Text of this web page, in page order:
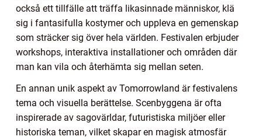
också ett tillfälle att träffa likasinnade människor, klä
sig i fantasifulla kostymer och uppleva en gemenskap
som sträcker sig över hela världen. Festivalen erbjuder
workshops, interaktiva installationer och områden där
man kan vila och återhämta sig mellan seten.
En annan unik aspekt av Tomorrowland är festivalens
tema och visuella berättelse. Scenbyggena är ofta
inspirerade av sagovärldar, futuristiska miljöer eller
historiska teman, vilket skapar en magisk atmosfär